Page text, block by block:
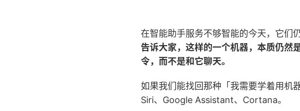
在智能助手服务不够智能的今天，它们
告诉大家，这样的一个机器，本质仍然
令，而不是和它聊天。
如果我们能找回那种「我需要学着用机
Siri、Google Assistant、Cortana。